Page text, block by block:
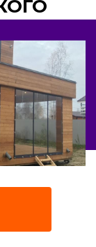
за кв.